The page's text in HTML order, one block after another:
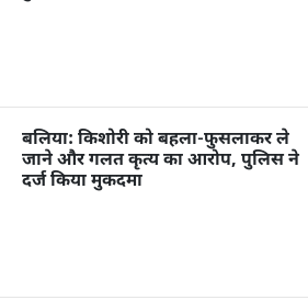
बलिया: किशोरी को बहला-फुसलाकर ले
जाने और गलत कृत्य का आरोप, पुलिस ने
दर्ज किया मुकदमा